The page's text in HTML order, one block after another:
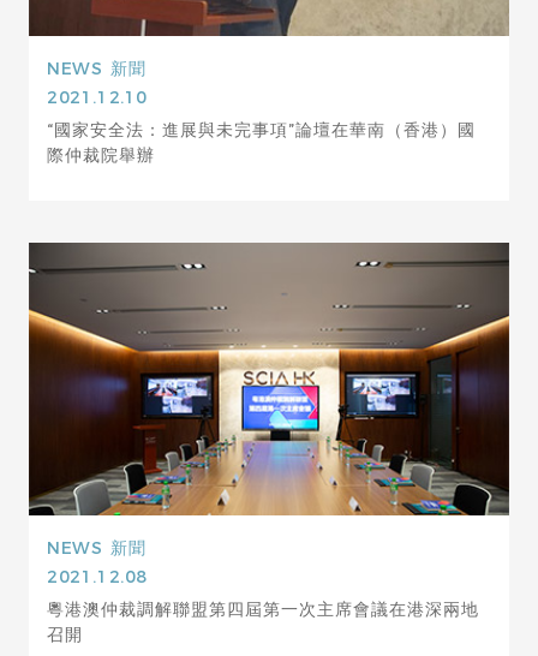
NEWS 新聞
2021.12.10
“國家安全法：進展與未完事項”論壇在華南（香港）國
際仲裁院舉辦
NEWS 新聞
2021.12.08
粵港澳仲裁調解聯盟第四屆第一次主席會議在港深兩地
召開